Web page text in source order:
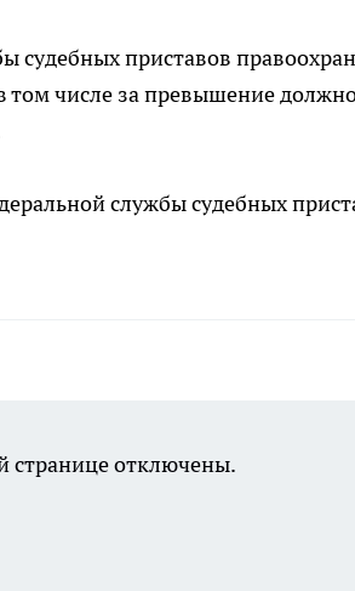
судебных приставов
том числе за превышение
службы судебных
странице отключены.